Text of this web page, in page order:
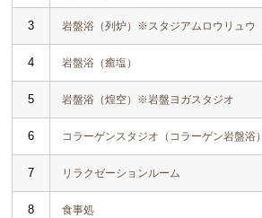
3 岩盤浴（列炉）※スタジアムロウリュウ
4 岩盤浴（癒塩）
5 岩盤浴（煌空）※岩盤ヨガスタジオ
6 コラーゲンスタジオ（コラーゲン岩盤浴）
7 リラクゼーションルーム
8 食事処